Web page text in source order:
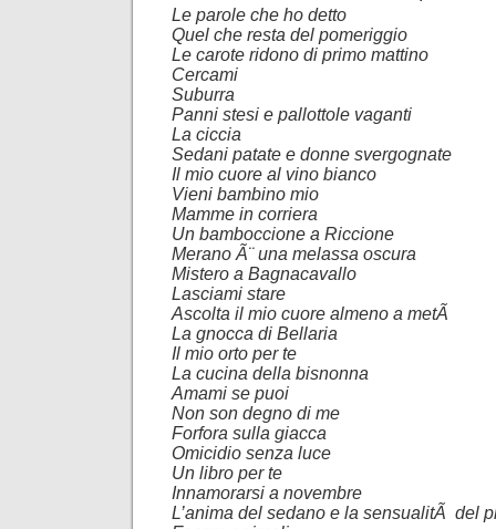
Le parole che ho detto
Quel che resta del pomeriggio
Le carote ridono di primo mattino
Cercami
Suburra
Panni stesi e pallottole vaganti
La ciccia
Sedani patate e donne svergognate
Il mio cuore al vino bianco
Vieni bambino mio
Mamme in corriera
Un bamboccione a Riccione
Merano Ã¨ una melassa oscura
Mistero a Bagnacavallo
Lasciami stare
Ascolta il mio cuore almeno a metÃ
La gnocca di Bellaria
Il mio orto per te
La cucina della bisnonna
Amami se puoi
Non son degno di me
Forfora sulla giacca
Omicidio senza luce
Un libro per te
Innamorarsi a novembre
L’anima del sedano e la sensualitÃ del